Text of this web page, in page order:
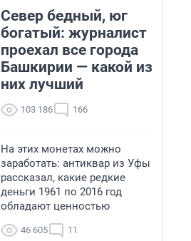
Север бедный, юг
богатый: журналист
проехал все города
Башкирии — какой из
них лучший
103 186 166
На этих монетах можно
заработать: антиквар из Уфы
рассказал, какие редкие
деньги 1961 по 2016 год
обладают ценностью
46 605 11